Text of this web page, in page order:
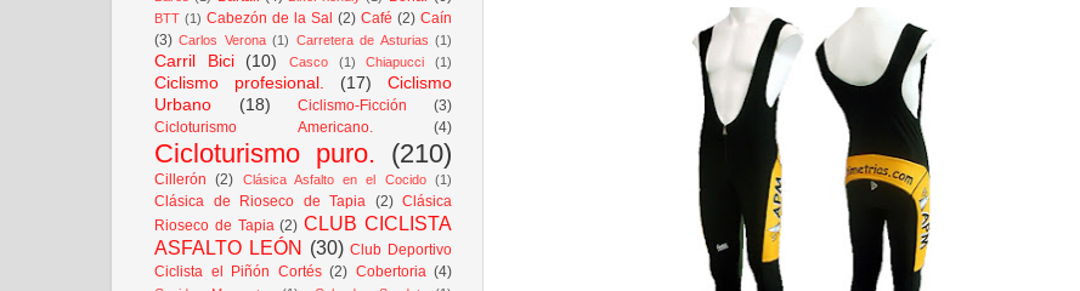
BTT (1) Cabezón de la Sal (2) Café (2) Caín
(3) Carlos Verona (1) Carretera de Asturias (1)
Carril Bici (10) Casco (1) Chiapucci (1)
Ciclismo profesional. (17)
Ciclismo
Urbano
(18) Ciclismo-Ficción
(3)
Cicloturismo Americano.
(4)
Cicloturismo puro. (210)
Cillerón (2) Clásica Asfalto en el Cocido (1)
Clásica de Rioseco de Tapia (2) Clásica
Rioseco de Tapia (2) CLUB CICLISTA
ASFALTO LEÓN (30) Club Deportivo
Ciclista el Piñón Cortés (2) Cobertoria (4)